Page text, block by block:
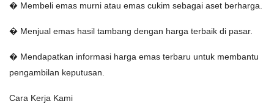
� Membeli emas murni atau emas cukim sebagai aset berharga.
� Menjual emas hasil tambang dengan harga terbaik di pasar.
� Mendapatkan informasi harga emas terbaru untuk membantu
pengambilan keputusan.
Cara Kerja Kami